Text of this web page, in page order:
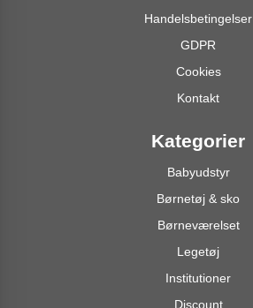
Handelsbetingelser
GDPR
Cookies
Kontakt
Kategorier
Babyudstyr
Børnetøj & sko
Børneværelset
Legetøj
Institutioner
Discount